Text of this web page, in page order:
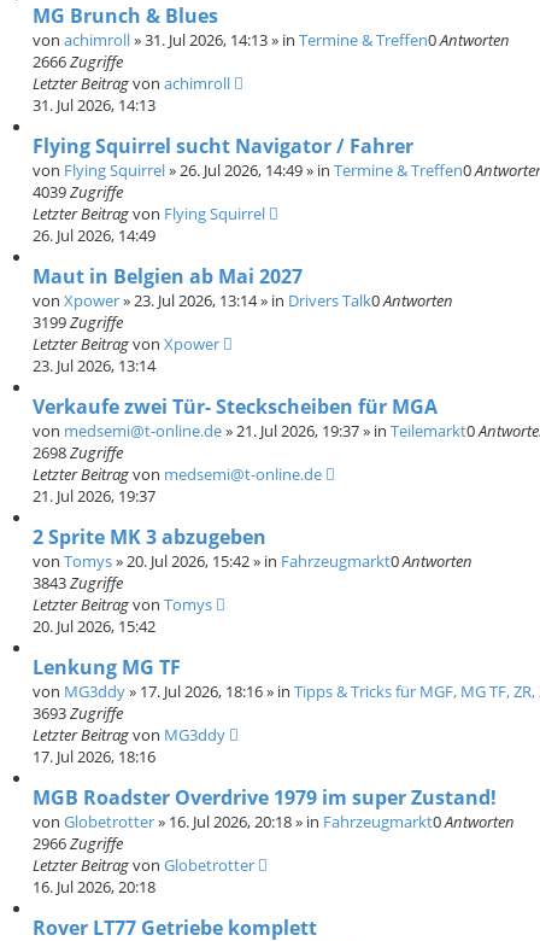
MG Brunch & Blues
von achimroll»31. Jul 2026, 14:13» in Termine & Treffen0Antworten
2666Zugriffe
Letzter Beitragvon achimroll
31. Jul 2026, 14:13
Flying Squirrel sucht Navigator / Fahrer
von Flying Squirrel»26. Jul 2026, 14:49» in Termine & Treffen0
4039Zugriffe
Letzter Beitragvon Flying Squirrel
26. Jul 2026, 14:49
Maut in Belgien ab Mai 2027
von Xpower»23. Jul 2026, 13:14» in Drivers Talk0Antworten
3199Zugriffe
Letzter Beitragvon Xpower
23. Jul 2026, 13:14
Verkaufe zwei Tür- Steckscheiben für MGA
von medsemi@t-online.de»21. Jul 2026, 19:37» in Teilemarkt0
2698Zugriffe
Letzter Beitragvon medsemi@t-online.de
21. Jul 2026, 19:37
2 Sprite MK 3 abzugeben
von Tomys»20. Jul 2026, 15:42» in Fahrzeugmarkt0Antworten
3843Zugriffe
Letzter Beitragvon Tomys
20. Jul 2026, 15:42
Lenkung MG TF
von MG3ddy» 17. Jul 2026, 18:16» in Tipps & Tricks für MGF, MG TF, ZR,
3693Zugriffe
Letzter Beitragvon MG3ddy
17. Jul 2026, 18:16
MGB Roadster Overdrive 1979 im super Zustand!
von Globetrotter» 16. Jul 2026, 20:18» in Fahrzeugmarkt0Antworten
2966Zugriffe
Letzter Beitragvon Globetrotter
16. Jul 2026, 20:18
Rover LT77 Getriebe komplett